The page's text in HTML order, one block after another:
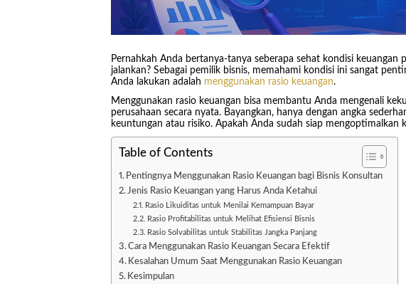
Pernahkah Anda bertanya-tanya seberapa sehat kondisi keuangan
jalankan? Sebagai pemilik bisnis, memahami kondisi ini sangat
Anda lakukan adalah menggunakan rasio keuangan.
Menggunakan rasio keuangan bisa membantu Anda mengenali
perusahaan secara nyata. Bayangkan, hanya dengan angka
keuntungan atau risiko. Apakah Anda sudah siap mengoptimalkan
Table of Contents
Pentingnya Menggunakan Rasio Keuangan bagi Bisnis Konsultan
Jenis Rasio Keuangan yang Harus Anda Ketahui
Rasio Likuiditas untuk Menilai Kemampuan Bayar
Rasio Profitabilitas untuk Melihat Efisiensi Bisnis
Rasio Solvabilitas untuk Stabilitas Jangka Panjang
Cara Menggunakan Rasio Keuangan Secara Efektif
Kesalahan Umum Saat Menggunakan Rasio Keuangan
Kesimpulan